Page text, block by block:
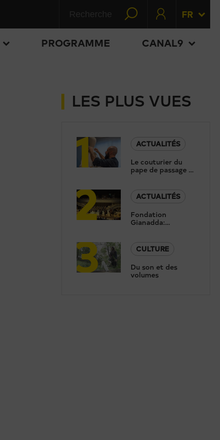
FR
PROGRAMME CANAL9
LES PLUS VUES
1
ACTUALITÉS
Le couturier du
pape de passage à
Sion: «Le moteur
2
ACTUALITÉS
Fondation
Gianadda:
et présentation de
la nouvelle saison
3
CULTURE
Du son et des
volumes